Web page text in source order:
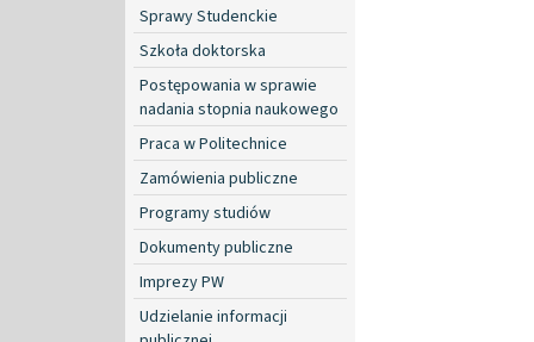
Sprawy Studenckie
Szkoła doktorska
Postępowania w sprawie
nadania stopnia naukowego
Praca w Politechnice
Zamówienia publiczne
Programy studiów
Dokumenty publiczne
Imprezy PW
Udzielanie informacji